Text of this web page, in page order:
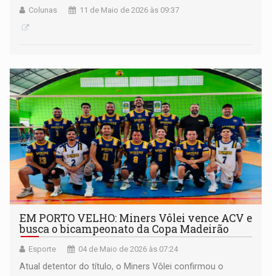
Colunas 11 de Maio de 2026 às 09:37
EM PORTO VELHO: Miners Vôlei vence ACV e
busca o bicampeonato da Copa Madeirão
Esporte 04 de Maio de 2026 às 07:24
Atual detentor do título, o Miners Vôlei confirmou o